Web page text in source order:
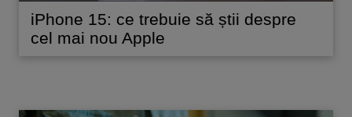
iPhone 15: ce trebuie să știi despre
cel mai nou Apple